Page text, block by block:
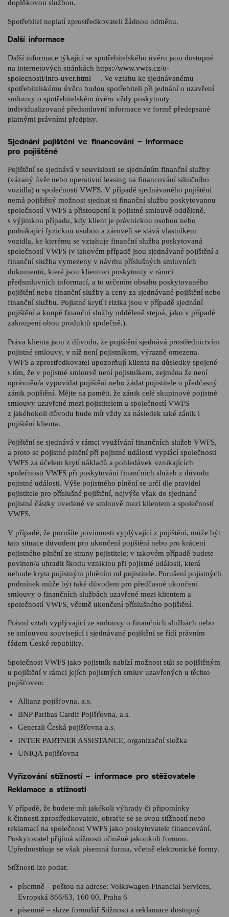
doplňkovou službou.
Spotřebitel neplatí zprostředkovateli žádnou odměnu.
Další informace
Další informace týkající se spotřebitelského úvěru jsou dostupné
na internetových stránkách https://www.vwfs.cz/o-
spolecnosti/info-uver.html
. Ve vztahu ke sjednávanému
spotřebitelskému úvěru budou spotřebiteli při jednání o uzavření
smlouvy o spotřebitelském úvěru vždy poskytnuty
individualizované předsmluvní informace ve formě předepsané
platnými právními předpisy.
Sjednání pojištění ve financování – informace
pro pojištěné
Pojištění se sjednává v souvislosti se sjednáním finanční služby
(vázaný úvěr nebo operativní leasing na financování silničního
vozidla) u společnosti VWFS. V případě sjednávaného pojištění
nemá pojištěný možnost sjednat si finanční službu poskytovanou
společností VWFS a přistoupení k pojistné smlouvě odděleně,
s výjimkou případu, kdy klient je právnickou osobou nebo
podnikající fyzickou osobou a zároveň se stává vlastníkem
vozidla, ke kterému se vztahuje finanční služba poskytovaná
společností VWFS (v takovém případě jsou sjednávané pojištění a
finanční služba vymezeny v návrhu příslušných smluvních
dokumentů, které jsou klientovi poskytnuty v rámci
předsmluvních informací, a to určením obsahu poskytovaného
pojištění nebo finanční služby a ceny za sjednávané pojištění nebo
finanční službu. Pojistné krytí i rizika jsou v případě sjednání
pojištění a koupě finanční služby odděleně stejná, jako v případě
zakoupení obou produktů společně.).
Práva klienta jsou z důvodu, že pojištění sjednává prostřednictvím
pojistné smlouvy, v níž není pojistníkem, výrazně omezena.
VWFS a zprostředkovatel upozorňují klienta na důsledky spojené
s tím, že v pojistné smlouvě není pojistníkem, zejména že není
oprávněn/a vypovídat pojištění nebo žádat pojistitele o předčasný
zánik pojištění. Mějte na paměti, že zánik celé skupinové pojistné
smlouvy uzavřené mezi pojistitelem a společností VWFS
z jakéhokoli důvodu bude mít vždy za následek také zánik i
pojištění klienta.
Pojištění se sjednává v rámci využívání finančních služeb VWFS,
a proto se pojistné plnění při pojistné události vyplácí společnosti
VWFS za účelem krytí nákladů a pohledávek vznikajících
společnosti VWFS při poskytování finančních služeb z důvodu
pojistné události. Výše pojistného plnění se určí dle pravidel
pojistitele pro příslušné pojištění, nejvýše však do sjednané
pojistné částky uvedené ve smlouvě mezi klientem a společností
VWFS.
V případě, že porušíte povinnosti vyplývající z pojištění, může být
tato situace důvodem pro ukončení pojištění nebo pro krácení
pojistného plnění ze strany pojistitele; v takovém případě budete
povinen/a uhradit škodu vzniklou při pojistné události, která
nebude kryta pojistným plněním od pojistitele. Porušení pojistných
podmínek může být také důvodem pro předčasné ukončení
smlouvy o finančních službách uzavřené mezi klientem a
společností VWFS, včetně ukončení příslušného pojištění.
Právní vztah vyplývající ze smlouvy o finančních službách nebo
se smlouvou související i sjednávané pojištění se řídí právním
řádem České republiky.
Společnost VWFS jako pojistník nabízí možnost stát se pojištěným
u pojištění v rámci jejích pojistných smluv uzavřených u těchto
pojišťoven:
Allianz pojišťovna, a.s.
BNP Paribas Cardif Pojišťovna, a.s.
Generali Česká pojišťovna a.s.
INTER PARTNER ASSISTANCE, organizační složka
UNIQA pojišťovna
Vyřizování stížností – informace pro stěžovatele
Reklamace a stížnosti
V případě, že budete mít jakékoli výhrady či připomínky
k činnosti zprostředkovatele, obraťte se se svou stížností nebo
reklamací na společnost VWFS jako poskytovatele financování.
Poskytovatel přijímá stížnosti učiněné jakoukoli formou.
Upřednostňuje se však písemná forma, včetně elektronické formy.
Stížnosti lze podat:
písemně – poštou na adrese: Volkswagen Financial Services,
Evropská 866/63, 160 00, Praha 6
písemně – skrze formulář Stížnosti a reklamace dostupný